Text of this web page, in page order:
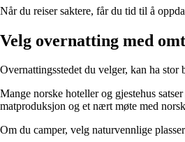
Når du reiser saktere, får du tid til å
Velg overnatting med
Overnattingsstedet du velger, kan ha
Mange norske hoteller og gjestehus
matproduksjon og et nært møte med
Om du camper, velg naturvennlige